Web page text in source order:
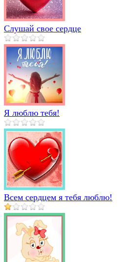
Слушай свое сердце
Я люблю тебя!
Всем сердцем я тебя люблю!